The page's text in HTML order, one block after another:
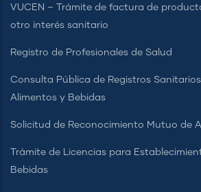
VUCEN – Trámite de factura de
otro interés sanitario
Registro de Profesionales de Salud
Consulta Pública de Registros
Alimentos y Bebidas
Solicitud de Reconocimiento Mutuo de
Trámite de Licencias para
Bebidas